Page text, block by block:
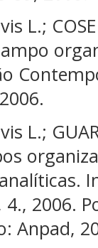
L.;
L.;
2006.
Anpad,